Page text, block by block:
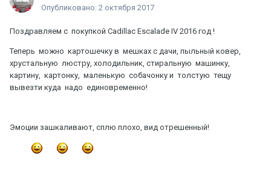
Опубликовано: 2 октября 2017
Поздравляем с покупкой Cadillac Escalade IV 2016 год !
Теперь можно картошечку в мешках с дачи, пыльный ковер,
хрустальную люстру, холодильник, стиральную машинку,
картину, картонку, маленькую собачонку и толстую тещу
вывезти куда надо единовременно!
Эмоции зашкаливают, сплю плохо, вид отрешенный!